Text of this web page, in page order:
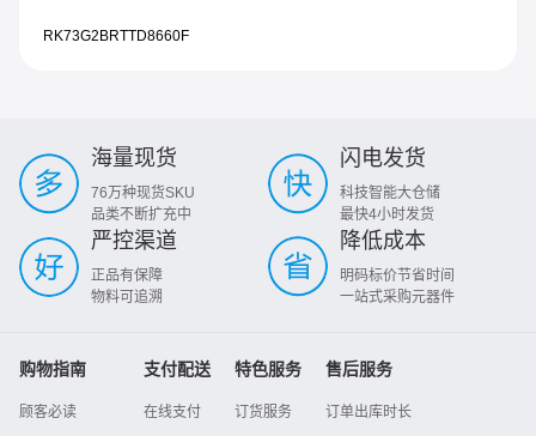
RK73G2BRTTD8660F
海量现货
76万种现货SKU
品类不断扩充中
闪电发货
科技智能大仓储
最快4小时发货
严控渠道
正品有保障
物料可追溯
降低成本
明码标价节省时间
一站式采购元器件
购物指南
顾客必读
支付配送
在线支付
特色服务
订货服务
售后服务
订单出库时长